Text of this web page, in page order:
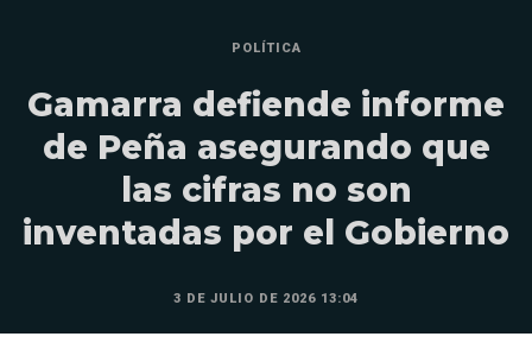
POLÍTICA
Gamarra defiende informe
de Peña asegurando que
las cifras no son
inventadas por el Gobierno
3 DE JULIO DE 2026 13:04